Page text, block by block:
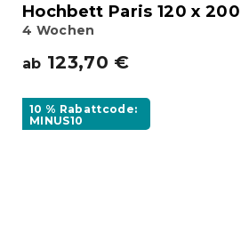
Hochbett Paris 120 x
4 Wochen
ab 123,70 €
10 % Rabattcode:
MINUS10